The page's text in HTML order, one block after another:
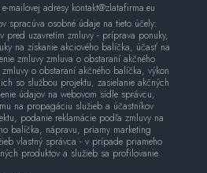
mailovej adresy kontakt@zlatafirma.eu
spracúva osobné údaje na tieto účely:
pred uzavretím zmluvy - príprava ponuky,
na získanie akciového balíčka, účasť na
zmluvy zmluva o obstaraní akčného
o obstaraní akčného balíčka, výkon
so službou projektu, zasielanie akčných
údajov na webovom sídle správcu,
na propagáciu služieb a účastníkov
podanie reklamácie podľa zmluvy na
balíčka, nápravu, priamy marketing
vlastný správca - v prípade priameho
produktov a služieb sa profilovanie